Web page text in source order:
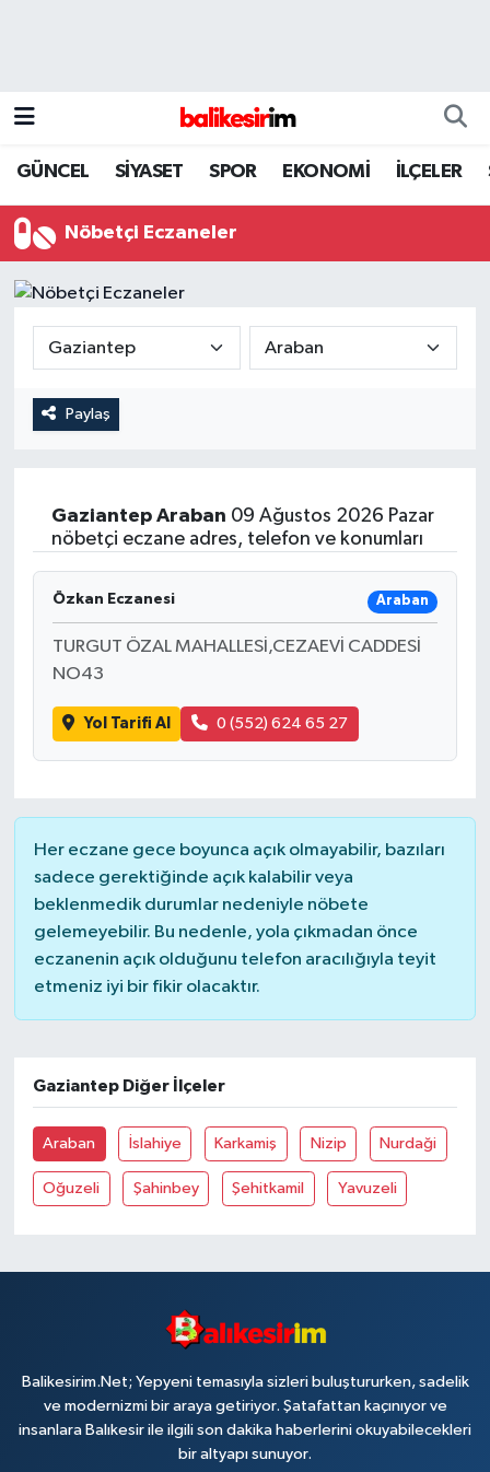
GÜNCEL SİYASET SPOR EKONOMİ İLÇELER
Nöbetçi Eczaneler
Paylaş
Gaziantep Araban 09 Ağustos 2026 Pazar
nöbetçi eczane adres, telefon ve konumları
Özkan Eczanesi Araban
TURGUT ÖZAL MAHALLESİ,CEZAEVİ CADDESİ
NO43
Yol Tarifi Al 0 (552) 624 65 27
Her eczane gece boyunca açık olmayabilir, bazıları
sadece gerektiğinde açık kalabilir veya
beklenmedik durumlar nedeniyle nöbete
gelemeyebilir. Bu nedenle, yola çıkmadan önce
eczanenin açık olduğunu telefon aracılığıyla teyit
etmeniz iyi bir fikir olacaktır.
Gaziantep Diğer İlçeler
Araban İslahiye Karkamiş Nizip Nurdaği
Oğuzeli Şahinbey Şehitkamil Yavuzeli
Balikesirim.Net; Yepyeni temasıyla sizleri buluştururken, sadelik
ve modernizmi bir araya getiriyor. Şatafattan kaçınıyor ve
insanlara Balıkesir ile ilgili son dakika haberlerini okuyabilecekleri
bir altyapı sunuyor.